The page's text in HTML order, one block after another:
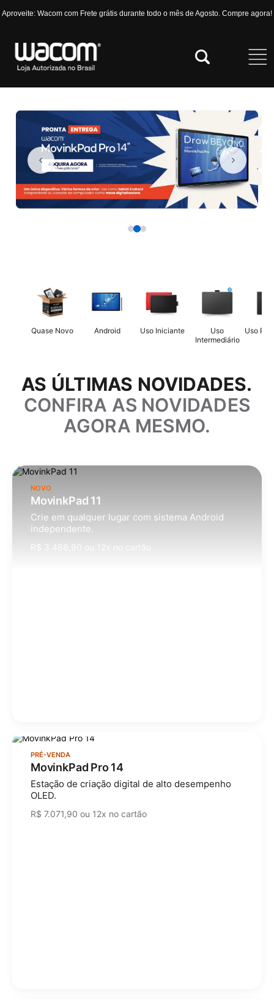
Aproveite: Wacom com Frete grátis durante todo o mês de Agosto. Compre agora!
Quase Novo Android Uso Iniciante
Uso
Intermediário
Uso
AS ÚLTIMAS NOVIDADES.
CONFIRA AS NOVIDADES
AGORA MESMO.
NOVO
MovinkPad 11
Crie em qualquer lugar com sistema Android
independente.
R$ 3.486,90 ou 12x no cartão
PRÉ-VENDA
MovinkPad Pro 14
Estação de criação digital de alto desempenho
OLED.
R$ 7.071,90 ou 12x no cartão